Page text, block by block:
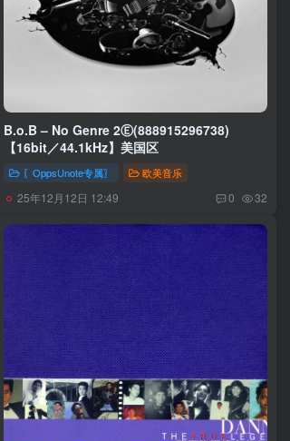
B.o.B – No Genre 2Ⓔ(888915296738)
【16bit／44.1kHz】美国区
〖OppsUnote专属〗 欧美音乐
25年12月12日 12:49 0 32